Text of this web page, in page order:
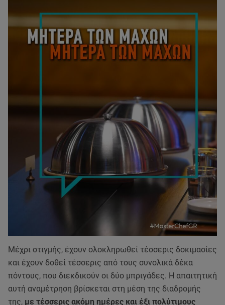
Μέχρι στιγμής, έχουν ολοκληρωθεί τέσσερις δοκιμασίες
και έχουν δοθεί τέσσερις από τους συνολικά δέκα
πόντους, που διεκδικούν οι δύο μπριγάδες. Η απαιτητική
αυτή αναμέτρηση βρίσκεται στη μέση της διαδρομής
της, με τέσσερις ακόμη ημέρες και έξι πολύτιμους